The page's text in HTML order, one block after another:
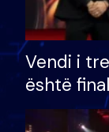
Vendi i
është